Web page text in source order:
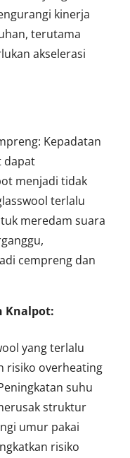
kinerja
terutama
akselerasi
Kepadatan
dapat
menjadi tidak
terlalu
meredam suara
cempreng dan
Knalpot:
yang terlalu
risiko overheating
suhu
struktur
umur pakai
risiko